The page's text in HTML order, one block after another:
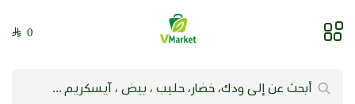
فيلج ماركت | VMarket
0